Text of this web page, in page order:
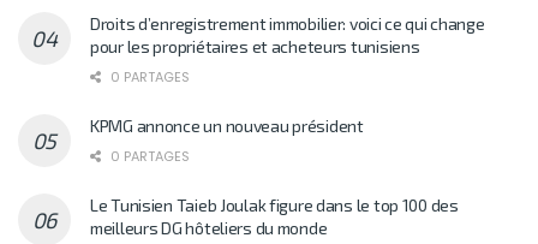
Droits d’enregistrement immobilier: voici ce qui change
pour les propriétaires et acheteurs tunisiens
0 PARTAGES
KPMG annonce un nouveau président
0 PARTAGES
Le Tunisien Taieb Joulak figure dans le top 100 des
meilleurs DG hôteliers du monde